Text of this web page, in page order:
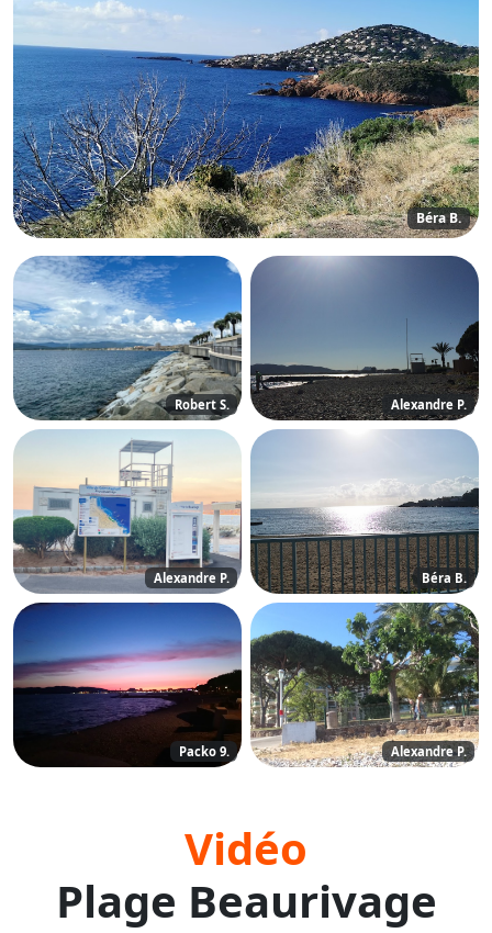
Béra B.
Robert S. Alexandre P.
Alexandre P. Béra B.
Packo 9. Alexandre P.
Vidéo
Plage Beaurivage